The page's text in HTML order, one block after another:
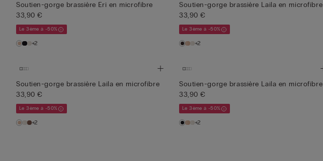
Soutien-gorge brassière Eri en microfibre
33,90 €
Le 3ème à -50%
+2
Soutien-gorge brassière Laila en microfibre
33,90 €
Le 3ème à -50%
+2
Soutien-gorge brassière Laila en microfibre
33,90 €
Le 3ème à -50%
+2
Soutien-gorge brassière Laila en microfibre
33,90 €
Le 3ème à -50%
+2